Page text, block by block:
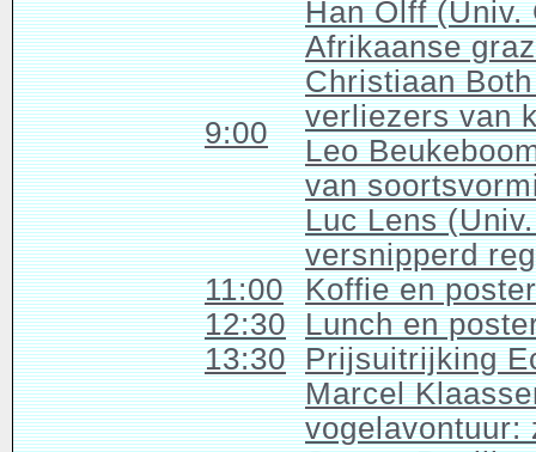
9:00
Han Olff (Univ.
Afrikaanse
Christiaan
verliezers van
Leo
van
Luc Lens
versnipperd
11:00
Koffie en
12:30 Lunch en
13:30 Prijsuitrijking
Marcel
vogelavontuur: